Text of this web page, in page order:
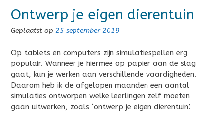
Ontwerp je eigen dierentuin
Geplaatst op 25 september 2019
Op tablets en computers zijn simulatiespellen erg
populair. Wanneer je hiermee op papier aan de slag
gaat, kun je werken aan verschillende vaardigheden.
Daarom heb ik de afgelopen maanden een aantal
simulaties ontworpen welke leerlingen zelf moeten
gaan uitwerken, zoals ‘ontwerp je eigen dierentuin’.